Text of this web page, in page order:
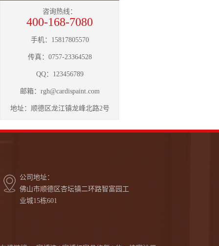
咨询热线：
400-168-7080
手机：15817805570
传真：0757-23364528
QQ：123456789
邮箱： rgh@cardispaint.com
地址：顺德区龙江镇龙峰北路2号
公司地址：
佛山市顺德区杏坛镇二环路智富园工
业城15栋601